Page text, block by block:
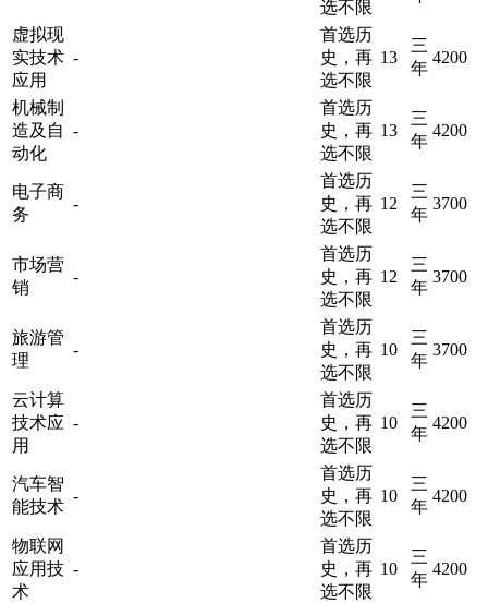
选不限
虚拟现
实技术
应用
-
首选历
史，再
选不限
13
三
年
4200
机械制
造及自
动化
-
首选历
史，再
选不限
13
三
年
4200
电子商
务
-
首选历
史，再
选不限
12
三
年
3700
市场营
销
-
首选历
史，再
选不限
12
三
年
3700
旅游管
理
-
首选历
史，再
选不限
10
三
年
3700
云计算
技术应
用
-
首选历
史，再
选不限
10
三
年
4200
汽车智
能技术
-
首选历
史，再
选不限
10
三
年
4200
物联网
应用技
术
-
首选历
史，再
选不限
10
三
年
4200